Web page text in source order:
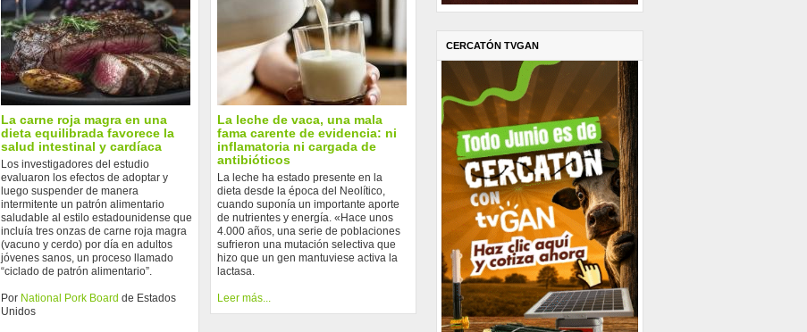
La carne roja magra en una
dieta equilibrada favorece la
salud intestinal y cardíaca
Los investigadores del estudio
evaluaron los efectos de adoptar y
luego suspender de manera
intermitente un patrón alimentario
saludable al estilo estadounidense que
incluía tres onzas de carne roja magra
(vacuno y cerdo) por día en adultos
jóvenes sanos, un proceso llamado
“ciclado de patrón alimentario”.
Por National Pork Board de Estados
Unidos
La leche de vaca, una mala
fama carente de evidencia: ni
inflamatoria ni cargada de
antibióticos
La leche ha estado presente en la
dieta desde la época del Neolítico,
cuando suponía un importante aporte
de nutrientes y energía. «Hace unos
4.000 años, una serie de poblaciones
sufrieron una mutación selectiva que
hizo que un gen mantuviese activa la
lactasa.
Leer más...
CERCATÓN TVGAN